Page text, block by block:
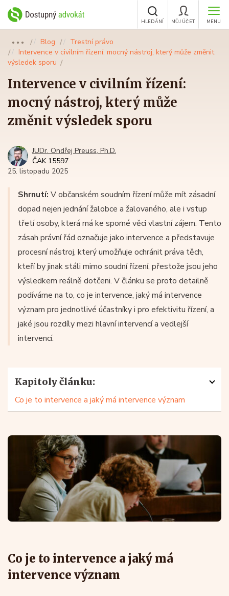
MENU
MŮJ ÚČET
HLEDÁNÍ
●●● Blog
Trestní právo
Intervence v civilním řízení: mocný nástroj, který může změnit
výsledek sporu
Intervence v civilním řízení:
mocný nástroj, který může
změnit výsledek sporu
JUDr. Ondřej Preuss, Ph.D.
ČAK 15597
25. listopadu 2025
Shrnutí: V občanském soudním řízení může mít zásadní
dopad nejen jednání žalobce a žalovaného, ale i vstup
třetí osoby, která má ke sporné věci vlastní zájem. Tento
zásah právní řád označuje jako intervence a představuje
procesní nástroj, který umožňuje ochránit práva těch,
kteří by jinak stáli mimo soudní řízení, přestože jsou jeho
výsledkem reálně dotčeni. V článku se proto detailně
podíváme na to, co je intervence, jaký má intervence
význam pro jednotlivé účastníky i pro efektivitu řízení, a
jaké jsou rozdíly mezi hlavní intervencí a vedlejší
intervencí.
Kapitoly článku:
Co je to intervence a jaký má intervence význam
Co je to intervence a jaký má
intervence význam